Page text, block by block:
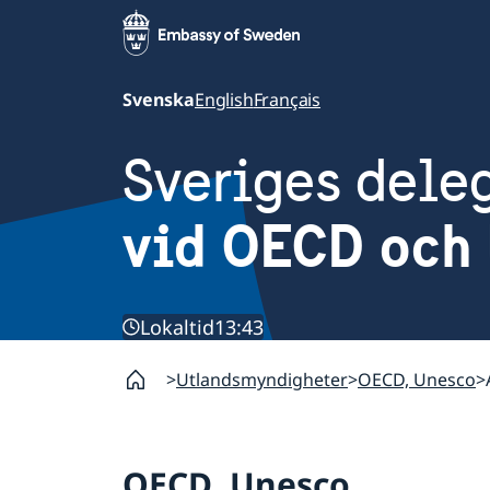
SvenskaEnglishFrançais
Sveriges
vid OECD
Lokaltid13:43
Utlandsmyndigheter OECD, Unesco